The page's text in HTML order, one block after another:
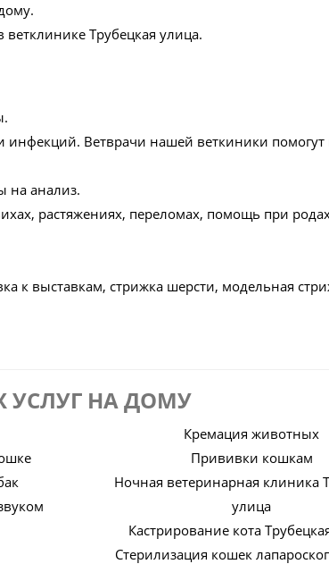
Трубецкая улица.
Ветврачи нашей веткиники помогут
на анализ.
растяжениях, переломах, помощь при
к выставкам, стрижка шерсти, модельная
УСЛУГ НА ДОМУ
Кремация животных
Прививки кошкам
Ночная ветеринарная клиника
улица
Кастрирование кота
Стерилизация кошек